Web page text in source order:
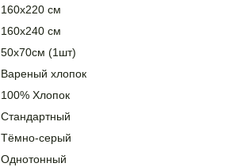
160х220 см
160х240 см
50х70см (1шт)
Вареный хлопок
100% Хлопок
Стандартный
Тёмно-серый
Однотонный